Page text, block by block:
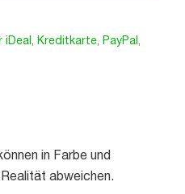
in Farbe und
abweichen.
iDeal, Kreditkarte, PayPal,